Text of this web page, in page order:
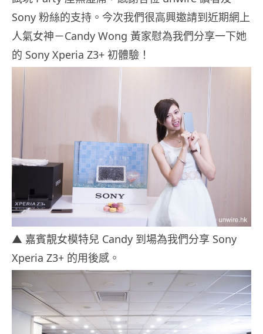
Sony 粉絲的支持。今次我們很高興邀請到近期網上
人氣女神－Candy Wong 黃家慰為我們分享一下她
的 Sony Xperia Z3+ 初體驗！
▲ 嘉賓靚女模特兒 Candy 到場為我們分享 Sony
Xperia Z3+ 的用後感。